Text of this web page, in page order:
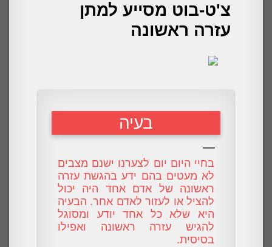
צ'ט-בוט מסייע למתן
עזרה ראשונה
בעיה
בחיי היום יום לצערנו ישנם מצבים
לא מעטים בהם ידע בהגשת עזרה
ראשונה של אדם אחד היה יכול
להציל או לעזור לאדם אחר. הבעיה
היא שלא כל אחד יודע ומסוגל
להגיש עזרה ראשונה ואפילו
בסיסית.